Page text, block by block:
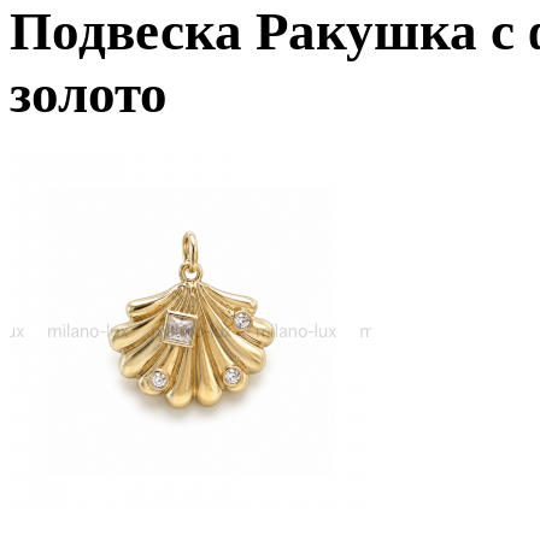
Подвеска Ракушка
золото